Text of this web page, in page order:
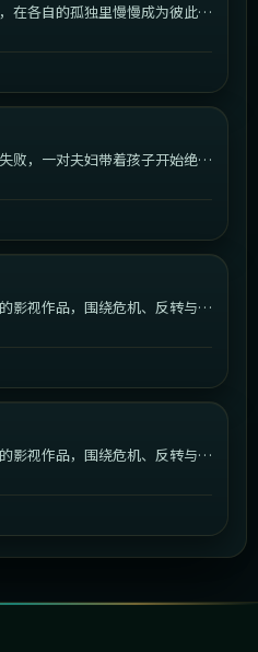
在各自的孤独里慢慢成为彼此的
败，一对夫妇带着孩子开始绝命
影视作品，围绕危机、反转与人
得推荐观看。
影视作品，围绕危机、反转与人
得推荐观看。